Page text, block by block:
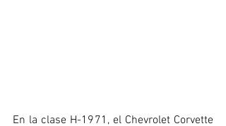
En la clase H-1971, el Chevrolet Corvette